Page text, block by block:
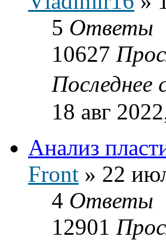
5 Ответы
10627
Последнее
18 авг
Анализ
Front » 22
4 Ответы
12901